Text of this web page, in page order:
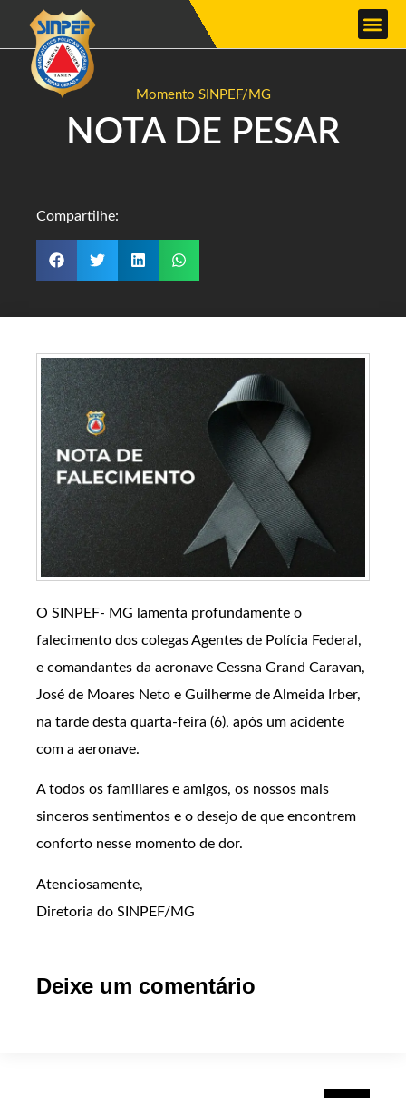
Momento SINPEF/MG
NOTA DE PESAR
Compartilhe:
O SINPEF- MG lamenta profundamente o
falecimento dos colegas Agentes de Polícia Federal,
e comandantes da aeronave Cessna Grand Caravan,
José de Moares Neto e Guilherme de Almeida Irber,
na tarde desta quarta-feira (6), após um acidente
com a aeronave.
A todos os familiares e amigos, os nossos mais
sinceros sentimentos e o desejo de que encontrem
conforto nesse momento de dor.
Atenciosamente,
Diretoria do SINPEF/MG
Deixe um comentário